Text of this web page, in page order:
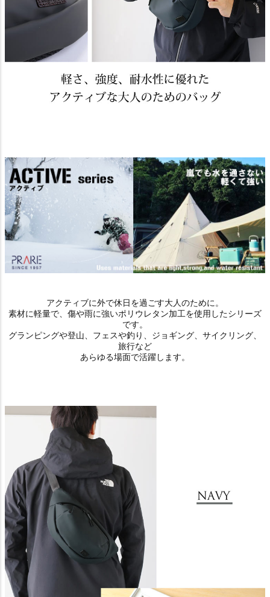
アクティブに外で休日を過ごす大人のために。
素材に軽量で、傷や雨に強いポリウレタン加工を使用したシリーズ
です。
グランピングや登山、フェスや釣り、ジョギング、サイクリング、
旅行など
あらゆる場面で活躍します。